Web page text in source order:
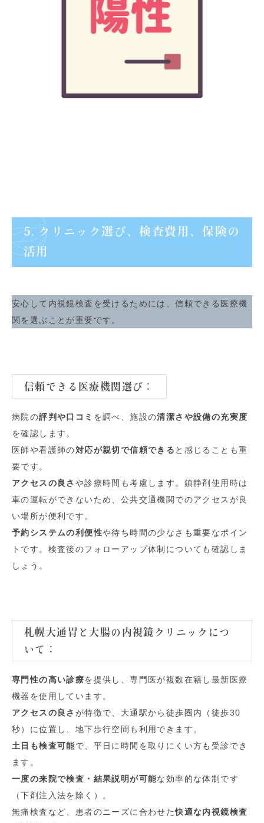
5. クリニック選び、検査費用、保険の
活用
安心して内視鏡検査を受けるためには、信頼できる医療機
関を選ぶことが重要です。
信頼できる医療機関選び ：
病院の評判や口コミ を調べ、施設の清潔さや設備の充実度
を確認します。
医師や看護師の対応が親切で信頼できる と感じることも重
要です。
アクセスの良さ や診療時間も考慮します。鎮静剤使用時は
車の運転ができないため、公共交通機関でのアクセスが良
い場所が便利です。
予約システムの利便性や待ち時間の少なさも重要なポイン
トです。検査後のフォローアップ体制についても確認しま
しょう。
札幌大通胃と大腸の内視鏡クリニックにつ
いて
：
専門性の高い診療を提供し、専門医が複数在籍し最新医療
機器を使用しています。
アクセスの良さ が特徴で、大通駅から徒歩圏内（徒歩30
秒）に位置し、地下歩行空間も利用できます。
土日も検査可能で、平日に時間を取りにくい方も受診でき
ます。
一度の来院で検査・結果説明が可能な効率的な体制です
（下剤注入法を除く）。
無痛検査など、患者のニーズに合わせた快適な内視鏡検査